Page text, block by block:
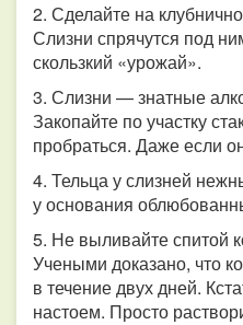
2. Сделайте на
Слизни спрячутся под
скользкий «урожай».
3. Слизни — знатные
Закопайте по участку
пробраться. Даже если
4. Тельца у слизней
у основания
5. Не выливайте спитой
Учеными доказано, что
в течение двух дней.
настоем. Просто